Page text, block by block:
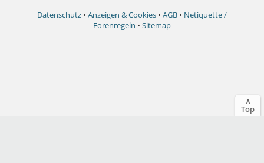
Datenschutz • Anzeigen & Cookies • AGB • Netiquette /
Forenregeln • Sitemap
∧
Top